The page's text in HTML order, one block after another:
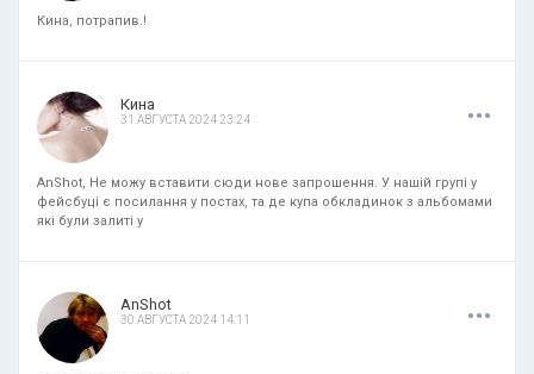
Кина, потрапив.!
Кина
31 АВГУСТА 2024 23:24 ...
AnShot, Не можу вставити сюди нове запрошення. У нашій групі у
фейсбуці є посилання у постах, та де купа обкладинок з альбомами
які були залиті у
AnShot
30 АВГУСТА 2024 14:11 ...